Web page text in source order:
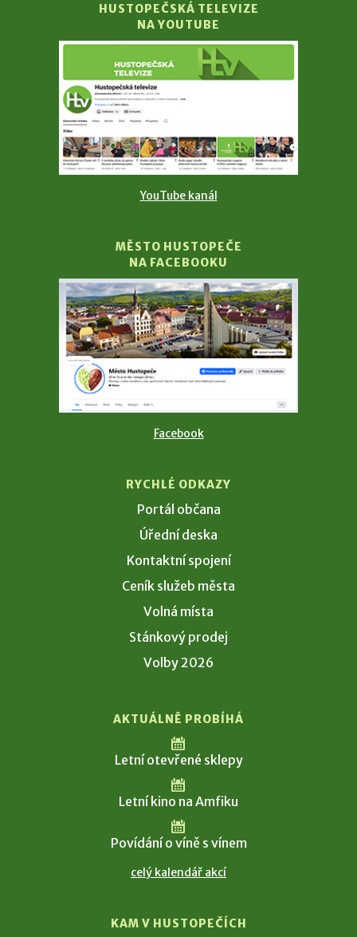
HUSTOPEČSKÁ TELEVIZE
NA YOUTUBE
YouTube kanál
MĚSTO HUSTOPEČE
NA FACEBOOKU
Facebook
RYCHLÉ ODKAZY
Portál občana
Úřední deska
Kontaktní spojení
Ceník služeb města
Volná místa
Stánkový prodej
Volby 2026
AKTUÁLNĚ PROBÍHÁ
Letní otevřené sklepy
Letní kino na Amfiku
Povídání o víně s vínem
celý kalendář akcí
KAM V HUSTOPEČÍCH